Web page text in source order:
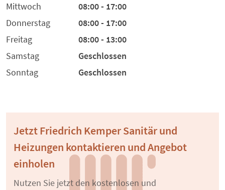
Mittwoch
08:00 - 17:00
Donnerstag
08:00 - 17:00
Freitag
08:00 - 13:00
Samstag
Geschlossen
Sonntag
Geschlossen
Jetzt Friedrich Kemper Sanitär und
Heizungen kontaktieren und Angebot
einholen
Nutzen Sie jetzt den kostenlosen und